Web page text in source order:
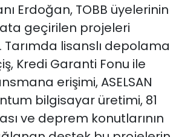
Erdoğan, TOBB üyelerinin
geçirilen projeleri
Tarımda lisanslı depolama
Kredi Garanti Fonu ile
erişimi, ASELSAN
bilgisayar üretimi, 81
ve deprem konutlarının